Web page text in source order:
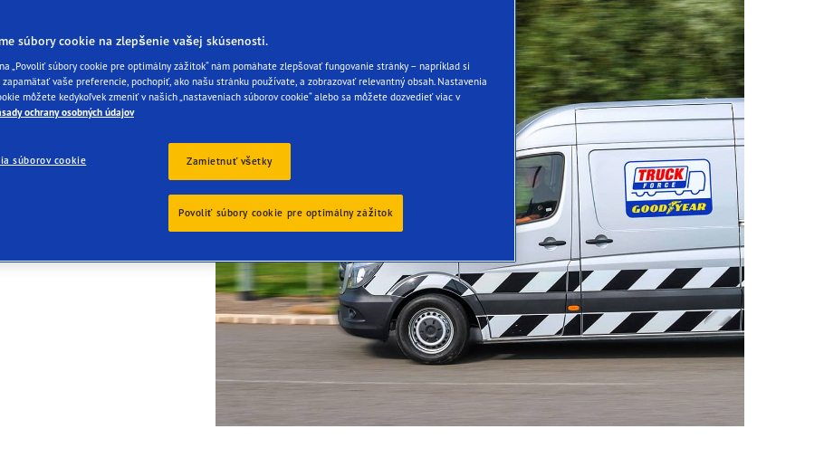
súbory cookie na zlepšenie vašej skúsenosti.
„Povoliť súbory cookie pre optimálny zážitok“ nám pomáhate zlepšovať fungovanie stránky – napríklad si
zapamätať vaše preferencie, pochopiť, ako našu stránku používate, a zobrazovať relevantný obsah. Nastavenia
môžete kedykoľvek zmeniť v našich „nastaveniach súborov cookie“ alebo sa môžete dozvedieť viac v
ochrany osobných údajov
súborov cookie Zamietnuť všetky
Povoliť súbory cookie pre optimálny zážitok